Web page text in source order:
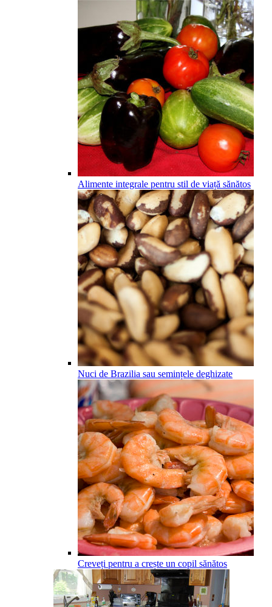
Alimente integrale pentru stil de viață sănătos
Nuci de Brazilia sau semințele deghizate
Creveți pentru a crește un copil sănătos